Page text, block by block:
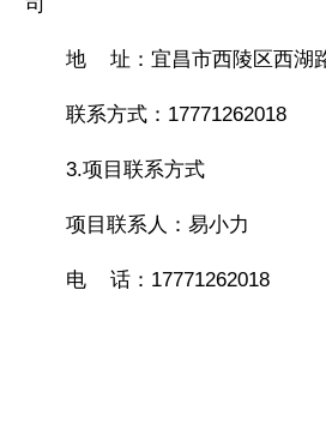
地 址：宜昌市西陵区西湖
联系方式：17771262018
3.项目联系方式
项目联系人：易小力
电 话：17771262018